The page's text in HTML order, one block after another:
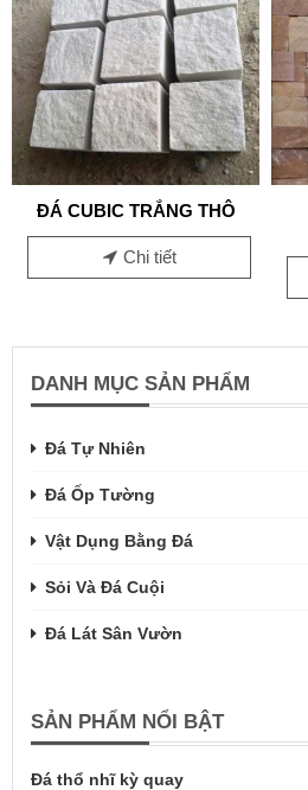
ĐÁ CUBIC TRẮNG THÔ
Chi tiết
DANH MỤC SẢN PHẨM
Đá Tự Nhiên
Đá Ốp Tường
Vật Dụng Bằng Đá
Sỏi Và Đá Cuội
Đá Lát Sân Vườn
SẢN PHẨM NỔI BẬT
Đá thổ nhĩ kỳ quay